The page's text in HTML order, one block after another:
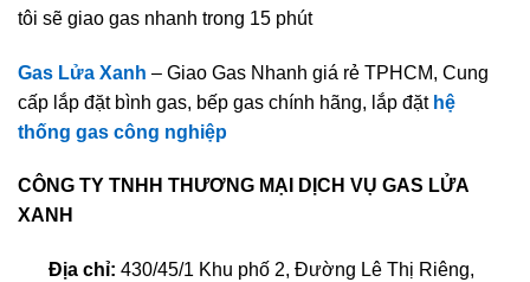
tôi sẽ giao gas nhanh trong 15 phút
Gas Lửa Xanh – Giao Gas Nhanh giá rẻ TPHCM, Cung
cấp lắp đặt bình gas, bếp gas chính hãng, lắp đặt hệ
thống gas công nghiệp
CÔNG TY TNHH THƯƠNG MẠI DỊCH VỤ GAS LỬA
XANH
Địa chỉ: 430/45/1 Khu phố 2, Đường Lê Thị Riêng,